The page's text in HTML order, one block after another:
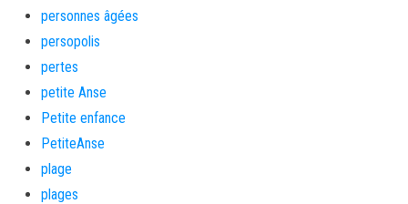
personnes âgées
persopolis
pertes
petite Anse
Petite enfance
PetiteAnse
plage
plages